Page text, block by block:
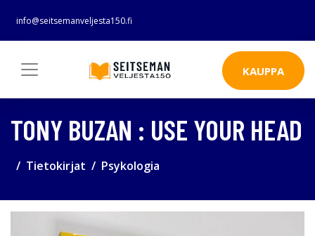
info@seitsemanveljesta150.fi
KAUPPA
TONY BUZAN : USE YOUR HEAD
Tietokirjat Psykologia